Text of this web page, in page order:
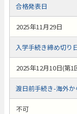
合格発表日
2025年11月29日
入学手続き締め切り
2025年12月10日(第
渡日前手続き-海外
不可